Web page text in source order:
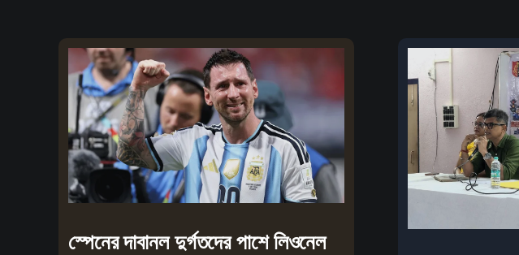
স্পেনের দাবানল দুর্গতদের পাশে লিওনেল